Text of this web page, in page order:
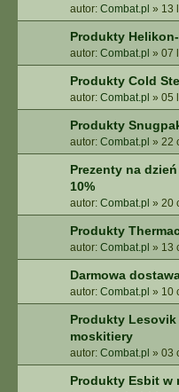
autor: Combat.pl » 13
Produkty
autor: Combat.pl » 07
Produkty Cold
autor: Combat.pl » 05
Produkty
autor: Combat.pl » 22
Prezenty na
10%
autor: Combat.pl » 20
Produkty
autor: Combat.pl » 13
Darmowa
autor: Combat.pl » 10
Produkty
moskitiery
autor: Combat.pl » 03
Produkty Esbit w